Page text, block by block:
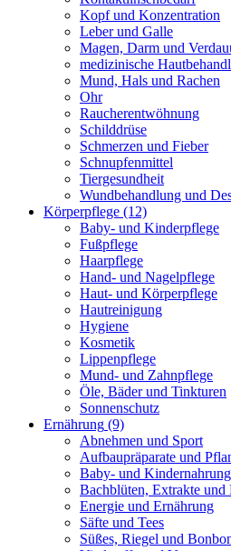
Kopf und Konzentration
Leber und Galle
Magen, Darm und
medizinische
Mund, Hals und Rachen
Ohr
Raucherentwöhnung
Schilddrüse
Schmerzen und Fieber
Schnupfenmittel
Tiergesundheit
Wundbehandlung und
Körperpflege (12)
Baby- und Kinderpflege
Fußpflege
Haarpflege
Hand- und Nagelpflege
Haut- und Körperpflege
Hautreinigung
Hygiene
Kosmetik
Lippenpflege
Mund- und Zahnpflege
Öle, Bäder und Tinkturen
Sonnenschutz
Ernährung (9)
Abnehmen und Sport
Aufbaupräparate und
Baby- und Kindernahrung
Bachblüten, Extrakte und
Energie und Ernährung
Säfte und Tees
Süßes, Riegel und